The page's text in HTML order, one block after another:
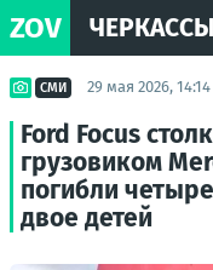
ZOV ЧЕРКАССЫ
СМИ 29 мая 2026, 14:14
Ford Focus
грузовиком
погибли
двое детей